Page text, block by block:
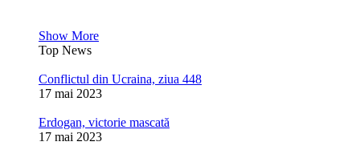
Show More
Top News
Conflictul din Ucraina, ziua 448
17 mai 2023
Erdogan, victorie mascată
17 mai 2023